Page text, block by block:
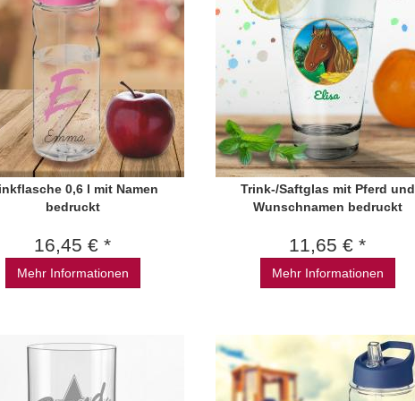
0,6 l mit Namen
bedruckt
16,45 € *
Mehr Informationen
Trink-/Saftglas mit Pferd und
Wunschnamen bedruckt
11,65 € *
Mehr Informationen